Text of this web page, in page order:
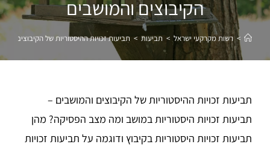
הקיבוצים והמושבים
> רשות מקרקעי ישראל > תביעות > תביעות זכויות ההיסטוריות של הקיבוצים
תביעות זכויות ההיסטוריות של הקיבוצים והמושבים –
תביעות זכויות היסטוריות במושב ומה מצב הפסיקה? מהן
תביעות זכויות היסטוריות בקיבוץ ודוגמה על תביעות זכויות